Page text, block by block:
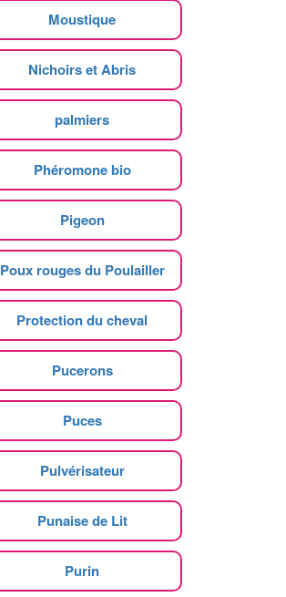
Moustique
Nichoirs et Abris
palmiers
Phéromone bio
Pigeon
Poux rouges du Poulailler
Protection du cheval
Pucerons
Puces
Pulvérisateur
Punaise de Lit
Purin